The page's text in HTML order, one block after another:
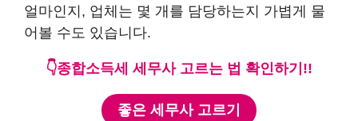
얼마인지, 업체는 몇 개를 담당하는지 가볍게 물
어볼 수도 있습니다.
👇종합소득세 세무사 고르는 법 확인하기!!
좋은 세무사 고르기